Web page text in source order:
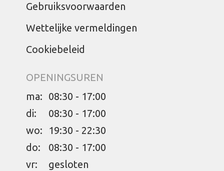
Gebruiksvoorwaarden
Wettelijke vermeldingen
Cookiebeleid
OPENINGSUREN
ma:
08:30 - 17:00
di:
08:30 - 17:00
wo:
19:30 - 22:30
do:
08:30 - 17:00
vr:
gesloten